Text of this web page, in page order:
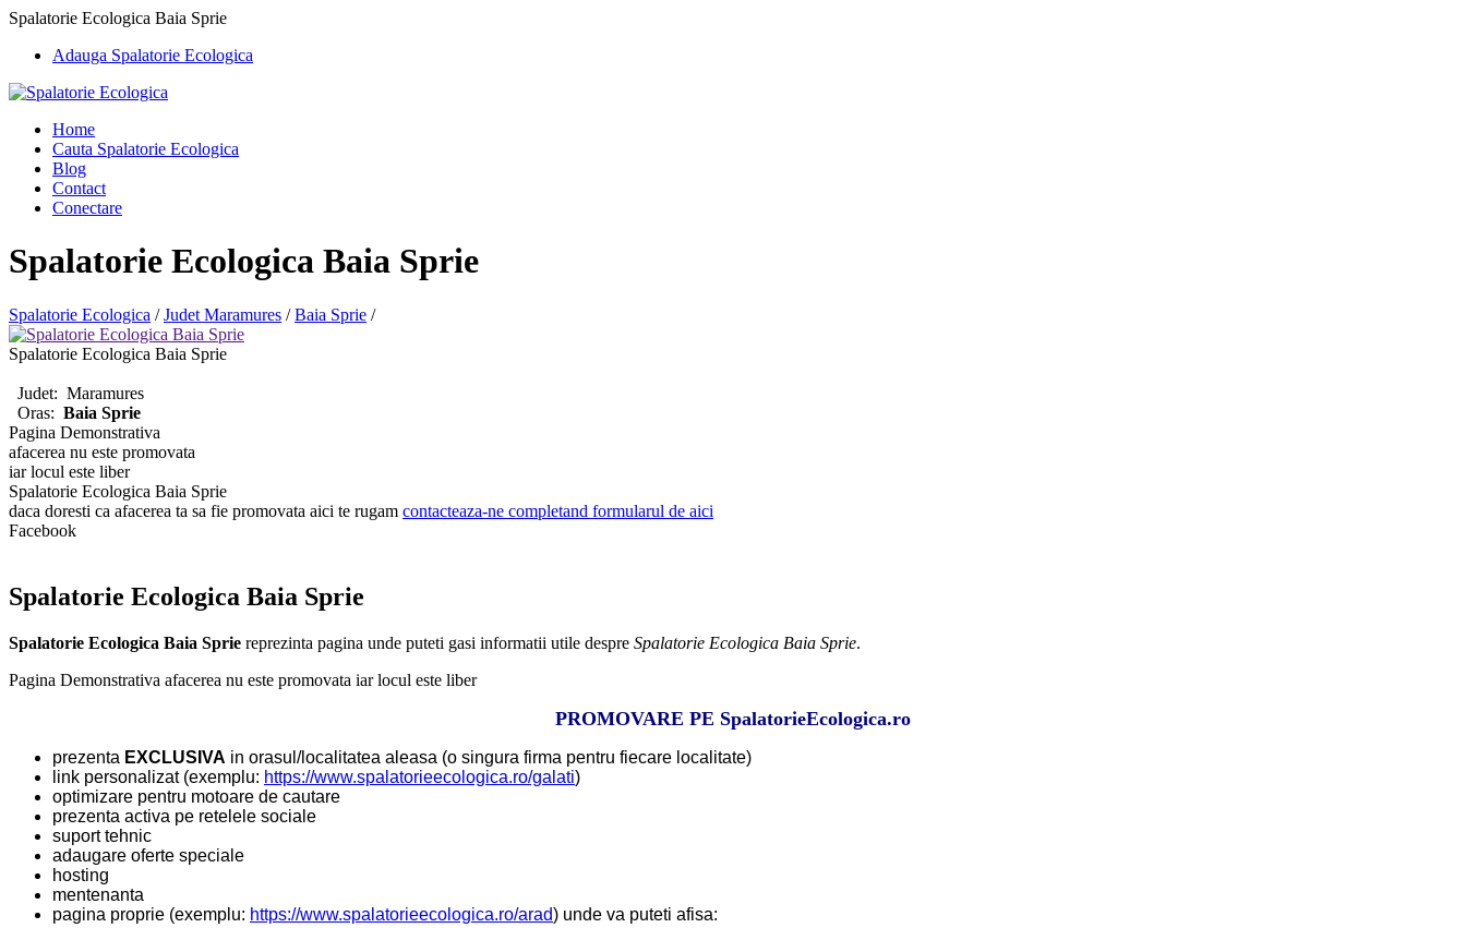
Spalatorie Ecologica Baia Sprie
Adauga Spalatorie Ecologica
Home
Cauta Spalatorie Ecologica
Blog
Contact
Conectare
Spalatorie Ecologica Baia Sprie
Spalatorie Ecologica /Judet Maramures /Baia Sprie /
Spalatorie Ecologica Baia Sprie
Judet: Maramures
Oras: Baia Sprie
Pagina Demonstrativa
afacerea nu este promovata
iar locul este liber
Spalatorie Ecologica Baia Sprie
daca doresti ca afacerea ta sa fie promovata aici te rugam contacteaza-ne completand formularul de aici
Facebook
Spalatorie Ecologica Baia Sprie
Spalatorie Ecologica Baia Sprie reprezinta pagina unde puteti gasi informatii utile despre Spalatorie Ecologica Baia Sprie.
Pagina Demonstrativa afacerea nu este promovata iar locul este liber
PROMOVARE PE SpalatorieEcologica.ro
prezenta EXCLUSIVA in orasul/localitatea aleasa (o singura firma pentru fiecare localitate)
link personalizat (exemplu: https://www.spalatorieecologica.ro/galati)
optimizare pentru motoare de cautare
prezenta activa pe retelele sociale
suport tehnic
adaugare oferte speciale
hosting
mentenanta
pagina proprie (exemplu: https://www.spalatorieecologica.ro/arad) unde va puteti afisa: